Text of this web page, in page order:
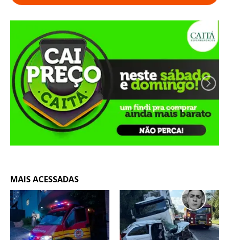
MAIS ACESSADAS